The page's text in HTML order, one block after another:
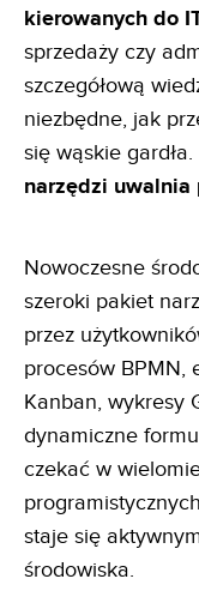
kierowanych do
sprzedaży czy
szczegółową
niezbędne, jak
się wąskie gardła.
narzędzi uwalnia
Nowoczesne
szeroki pakiet
przez
procesów BPMN,
Kanban, wykresy
dynamiczne
czekać w
staje się
środowiska.